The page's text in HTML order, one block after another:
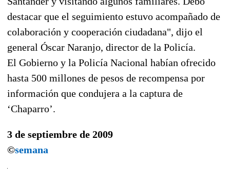
destacar que el seguimiento estuvo acompañado de
colaboración y cooperación ciudadana", dijo el
general Óscar Naranjo, director de la Policía.
El Gobierno y la Policía Nacional habían ofrecido
hasta 500 millones de pesos de recompensa por
información que condujera a la captura de
‘Chaparro’.
3 de septiembre de 2009
©semana